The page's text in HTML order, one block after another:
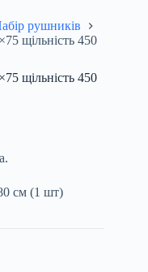
рушників
щільність 450
щільність 450
см (1 шт)